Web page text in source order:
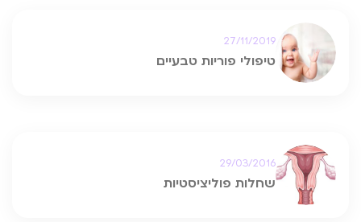
טיפולי פוריות טבעיים
27/11/2019
שחלות פוליציסטיות
29/03/2016